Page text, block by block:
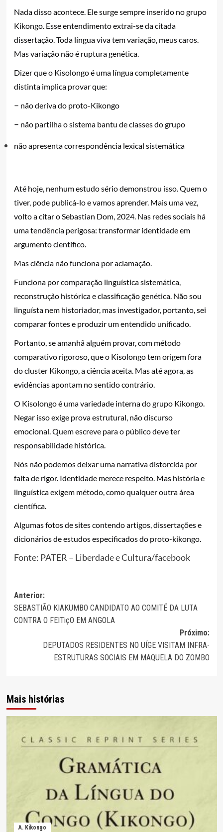
Nada disso acontece. Ele surge sempre inserido no grupo
Kikongo. Esse entendimento extrai-se da citada
dissertação. Toda língua viva tem variação, meus caros.
Mas variação não é ruptura genética.
Dizer que o Kisolongo é uma língua completamente
distinta implica provar que:
– não deriva do proto-Kikongo
– não partilha o sistema bantu de classes do grupo
não apresenta correspondência lexical sistemática
Até hoje, nenhum estudo sério demonstrou isso. Quem o
tiver, pode publicá-lo e vamos aprender. Mais uma vez,
volto a citar o Sebastian Dom, 2024. Nas redes sociais há
uma tendência perigosa: transformar identidade em
argumento científico.
Mas ciência não funciona por aclamação.
Funciona por comparação linguística sistemática,
reconstrução histórica e classificação genética. Não sou
linguísta nem historiador, mas investigador, portanto, sei
comparar fontes e produzir um entendido unificado.
Portanto, se amanhã alguém provar, com método
comparativo rigoroso, que o Kisolongo tem origem fora
do cluster Kikongo, a ciência aceita. Mas até agora, as
evidências apontam no sentido contrário.
O Kisolongo é uma variedade interna do grupo Kikongo.
Negar isso exige prova estrutural, não discurso
emocional. Quem escreve para o público deve ter
responsabilidade histórica.
Nós não podemos deixar uma narrativa distorcida por
falta de rigor. Identidade merece respeito. Mas história e
linguística exigem método, como qualquer outra área
científica.
Algumas fotos de sites contendo artigos, dissertações e
dicionários de estudos especificados do proto-kikongo.
Fonte: PATER – Liberdade e Cultura/facebook
Navegação
de
Anterior:
SEBASTIÃO KIAKUMBO CANDIDATO AO COMITÉ DA LUTA
CONTRA O FEITiçO EM ANGOLA
Próximo:
DEPUTADOS RESIDENTES NO UÍGE VISITAM INFRA-
ESTRUTURAS SOCIAIS EM MAQUELA DO ZOMBO
Mais histórias
A. Kikongo